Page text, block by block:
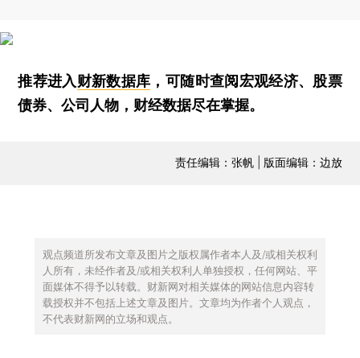
推荐进入财新数据库 ，可随时查阅宏观经济、股票
债券、公司人物，财经数据尽在掌握。
责任编辑：张帆 | 版面编辑：边放
观点频道所发布文章及图片之版权属作者本人及/或相关权利
人所有，未经作者及/或相关权利人单独授权，任何网站、平
面媒体不得予以转载。财新网对相关媒体的网站信息内容转
载授权并不包括上述文章及图片。文章均为作者个人观点，
不代表财新网的立场和观点。